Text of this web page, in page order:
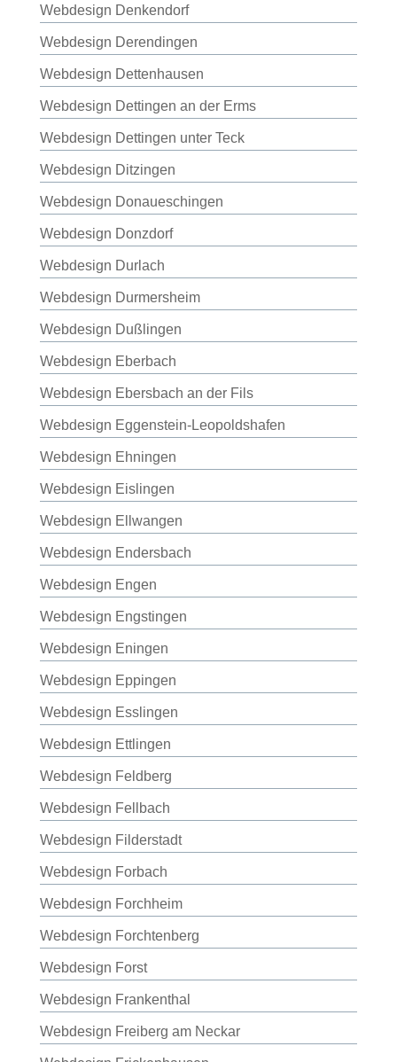
Webdesign Denkendorf
Webdesign Derendingen
Webdesign Dettenhausen
Webdesign Dettingen an der Erms
Webdesign Dettingen unter Teck
Webdesign Ditzingen
Webdesign Donaueschingen
Webdesign Donzdorf
Webdesign Durlach
Webdesign Durmersheim
Webdesign Dußlingen
Webdesign Eberbach
Webdesign Ebersbach an der Fils
Webdesign Eggenstein-Leopoldshafen
Webdesign Ehningen
Webdesign Eislingen
Webdesign Ellwangen
Webdesign Endersbach
Webdesign Engen
Webdesign Engstingen
Webdesign Eningen
Webdesign Eppingen
Webdesign Esslingen
Webdesign Ettlingen
Webdesign Feldberg
Webdesign Fellbach
Webdesign Filderstadt
Webdesign Forbach
Webdesign Forchheim
Webdesign Forchtenberg
Webdesign Forst
Webdesign Frankenthal
Webdesign Freiberg am Neckar